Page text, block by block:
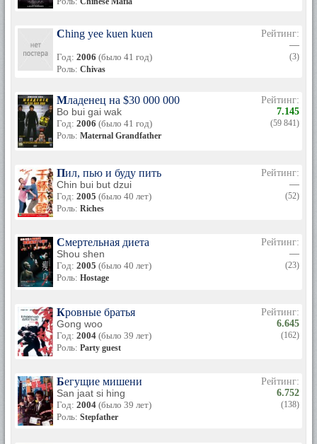
Ching yee kuen kuen
Год: 2006 (было 41 год)
Роль: Chivas
Рейтинг:
—
(3)
Младенец на $30 000 000
Bo bui gai wak
Год: 2006 (было 41 год)
Роль: Maternal Grandfather
Рейтинг:
7.145
(59 841)
Пил, пью и буду пить
Chin bui but dzui
Год: 2005 (было 40 лет)
Роль: Riches
Рейтинг:
—
(52)
Смертельная диета
Shou shen
Год: 2005 (было 40 лет)
Роль: Hostage
Рейтинг:
—
(23)
Кровные братья
Gong woo
Год: 2004 (было 39 лет)
Роль: Party guest
Рейтинг:
6.645
(162)
Бегущие мишени
San jaat si hing
Год: 2004 (было 39 лет)
Роль: Stepfather
Рейтинг:
6.752
(138)